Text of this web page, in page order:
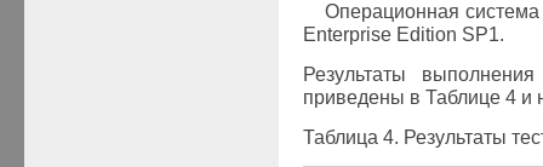
Операционная система
Enterprise Edition SP1.
Результаты
приведены в Таблице 4 и
Таблица 4. Результаты